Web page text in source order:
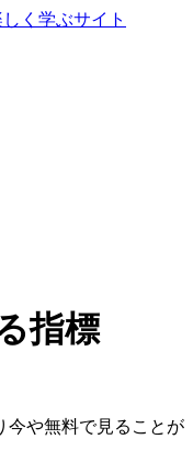
指標
今や無料で見ることが